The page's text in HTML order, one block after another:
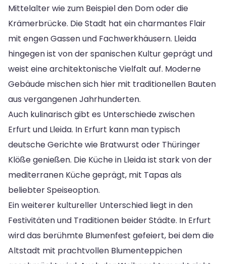
Mittelalter wie zum Beispiel den Dom oder die
Krämerbrücke. Die Stadt hat ein charmantes Flair
mit engen Gassen und Fachwerkhäusern. Lleida
hingegen ist von der spanischen Kultur geprägt und
weist eine architektonische Vielfalt auf. Moderne
Gebäude mischen sich hier mit traditionellen Bauten
aus vergangenen Jahrhunderten.
Auch kulinarisch gibt es Unterschiede zwischen
Erfurt und Lleida. In Erfurt kann man typisch
deutsche Gerichte wie Bratwurst oder Thüringer
Klöße genießen. Die Küche in Lleida ist stark von der
mediterranen Küche geprägt, mit Tapas als
beliebter Speiseoption.
Ein weiterer kultureller Unterschied liegt in den
Festivitäten und Traditionen beider Städte. In Erfurt
wird das berühmte Blumenfest gefeiert, bei dem die
Altstadt mit prachtvollen Blumenteppichen